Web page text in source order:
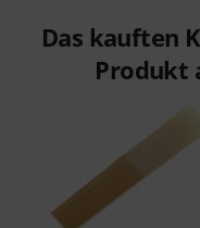
Das kauften
Produkt